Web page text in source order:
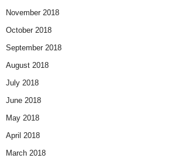
November 2018
October 2018
September 2018
August 2018
July 2018
June 2018
May 2018
April 2018
March 2018